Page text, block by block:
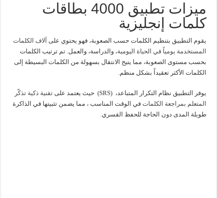
ميزات تطبيق 4000 بطاقات
كلمات إنجليزية
يقوم التطبيق بتنظيم الكلمات حسب الصعوبة، فهو يحتوي على آلاف الكلمات
المستخدمة يومياً في الحياة اليومية، والدراسة، والعمل. تم ترتيب الكلمات
بحسب مستوى الصعوبة، مما يتيح الانتقال بسهولة من الكلمات البسيطة إلى
الكلمات الأكثر تعقيداً بشكل منظم.
يوفر التطبيق نظام التكرار المتباعد، (SRS) حيث يعتمد على
تقنية ذكية تذكّر
المتعلم بمراجعة الكلمات في الوقت المناسب ، مما يضمن تثبيتها في الذاكرة
طويلة المدى دون الحاجة للحفظ القسري.